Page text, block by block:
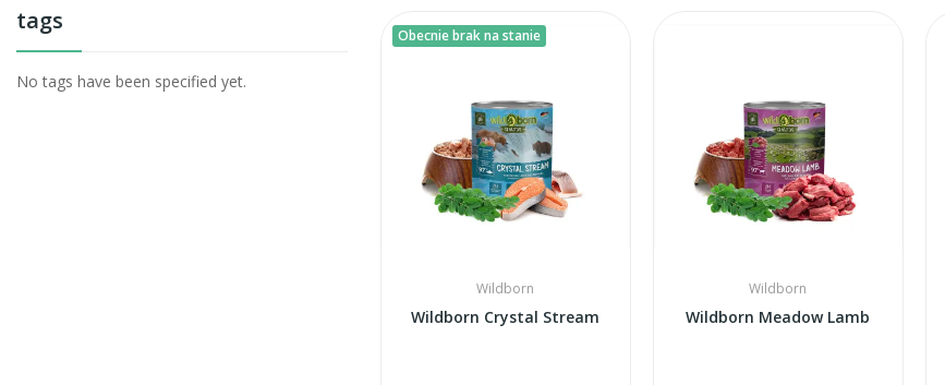
tags
No tags have been specified yet.
Obecnie brak na stanie
Wildborn
Wildborn Crystal Stream
Wildborn
Wildborn Meadow Lamb